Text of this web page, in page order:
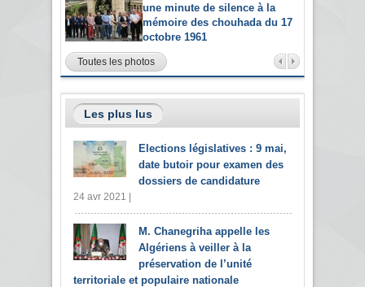
une minute de silence à la
mémoire des chouhada du 17
octobre 1961
Toutes les photos
Les plus lus
Elections législatives : 9 mai,
date butoir pour examen des
dossiers de candidature
24 avr 2021 |
M. Chanegriha appelle les
Algériens à veiller à la
préservation de l’unité
territoriale et populaire nationale